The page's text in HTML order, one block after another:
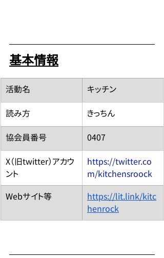
基本情報
​活動名 キッチン
読み方 きっちん
​協会員番号 0407
​X（旧twitter）アカウ
ント
https://twitter.co
m/kitchensroock
​Webサイト等
https://lit.link/kitc
henrock